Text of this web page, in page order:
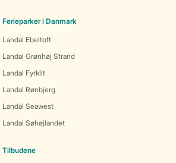
Ferieparker i Danmark
Landal Ebeltoft
Landal Grønhøj Strand
Landal Fyrklit
Landal Rønbjerg
Landal Seawest
Landal Søhøjlandet
Tilbudene